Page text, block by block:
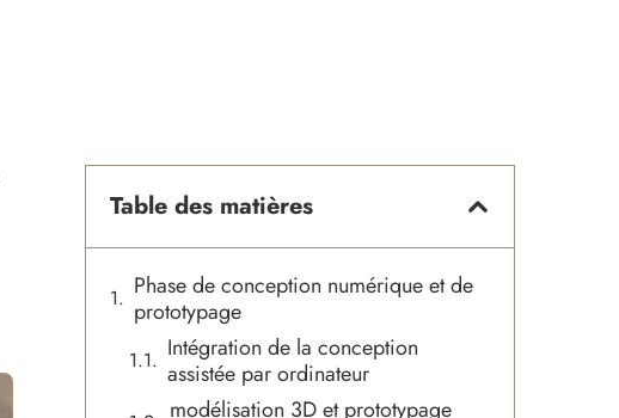
Table des matières
Phase de conception numérique et de
prototypage
Intégration de la conception
assistée par ordinateur
modélisation 3D et prototypage